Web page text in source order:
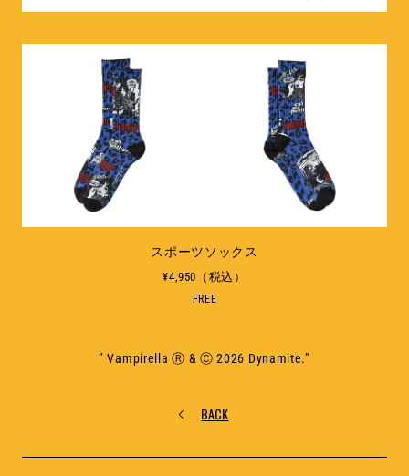
スポーツソックス
¥4,950（税込）
FREE
” Vampirella Ⓡ & Ⓒ 2026 Dynamite.”
BACK